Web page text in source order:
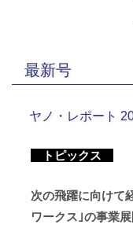
最新号
ヤノ・レポート
トピックス
次の飛躍に向けて
ワークス｣の事業展